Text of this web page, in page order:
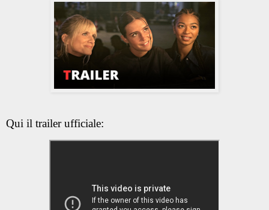
Qui il trailer ufficiale: